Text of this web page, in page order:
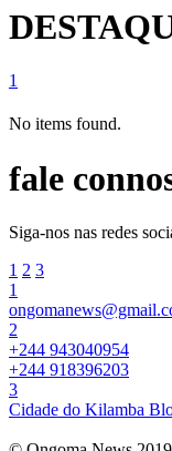
1
No items found.
fale
Siga-nos nas redes
1 2 3
1
2
+244 943040954
+244 918396203
3
Cidade do Kilamba